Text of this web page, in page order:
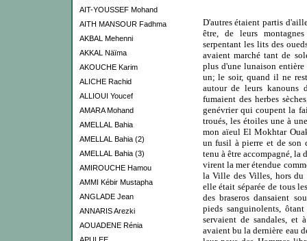
AIT-YOUSSEF Mohand
AITH MANSOUR Fadhma
AKBAL Mehenni
AKKAL Näïma
AKOUCHE Karim
ALICHE Rachid
ALLIOUI Youcef
AMARA Mohand
AMELLAL Bahia
AMELLAL Bahia (2)
AMELLAL Bahia (3)
AMIROUCHE Hamou
AMMI Kébir Mustapha
ANGLADE Jean
ANNARIS Arezki
AOUADENE Rénia
D'autres étaient partis
être, de leurs
serpentant les lits des
avaient marché tant de
plus d'une lunaison entière
un; le soir, quand il ne
autour de leurs kanouns
fumaient des herbes
genévrier qui coupent la
troués, les étoiles une à
mon aïeul El Mokhtar
un fusil à pierre et de
tenu à être accompagné,
virent la mer étendue
la Ville des Villes, hors
elle était séparée de tous
des braseros dansaient
pieds sanguinolents,
servaient de sandales, et
avaient bu la dernière eau